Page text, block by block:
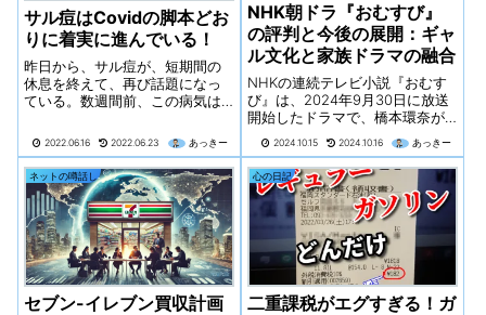
サル痘はCovidの脚本どお
りに着実に進んでいる！
昨日から、サル痘が、短期間の
休息を終えて、再び話題になっ
ている。数週間前、この病気は
新とともに一面を飾ったが、そ
の後静かになった。マスコミは
ほとんど話題にしなくなった。
しかし、再び動き出した・・・
2022.06.16 2022.06.23 あっきー
NHK朝ドラ『おむすび』
の評判と今後の展開：ギャ
ル文化と家族ドラマの融合
NHKの連続テレビ小説『おむす
び』は、2024年9月30日に放送
開始したドラマで、橋本環奈が
台は平成16年（2004年）の福岡
県糸島で、主人公の米田結（ゆ
い）がギャル文化と出会い、栄
養士として成長していく過程を
描きます​。
2024.10.15 2024.10.16 あっきー
ネットの噂話し
セブン-イレブン買収計画
心の日記
二重課税がエグすぎる！ガ